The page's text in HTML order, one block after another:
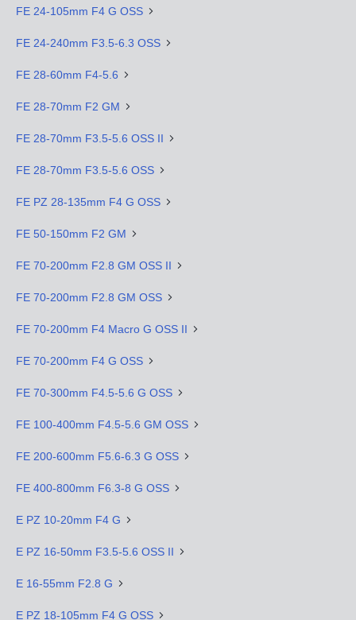
FE 24-105mm F4 G OSS
FE 24-240mm F3.5-6.3 OSS
FE 28-60mm F4-5.6
FE 28-70mm F2 GM
FE 28-70mm F3.5-5.6 OSS II
FE 28-70mm F3.5-5.6 OSS
FE PZ 28-135mm F4 G OSS
FE 50-150mm F2 GM
FE 70-200mm F2.8 GM OSS II
FE 70-200mm F2.8 GM OSS
FE 70-200mm F4 Macro G OSS II
FE 70-200mm F4 G OSS
FE 70-300mm F4.5-5.6 G OSS
FE 100-400mm F4.5-5.6 GM OSS
FE 200-600mm F5.6-6.3 G OSS
FE 400-800mm F6.3-8 G OSS
E PZ 10-20mm F4 G
E PZ 16-50mm F3.5-5.6 OSS II
E 16-55mm F2.8 G
E PZ 18-105mm F4 G OSS